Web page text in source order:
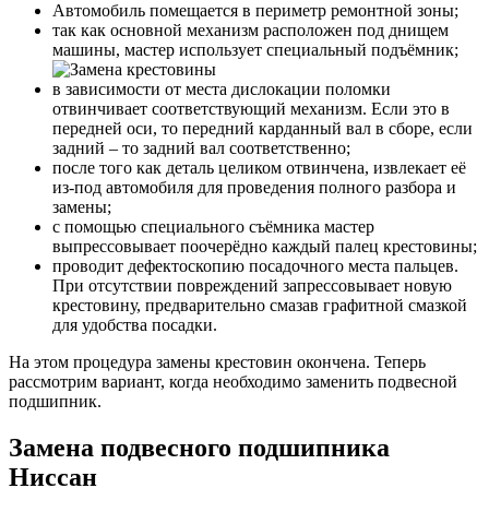
Автомобиль помещается в периметр ремонтной зоны;
так как основной механизм расположен под днищем
машины, мастер использует специальный подъёмник;
в зависимости от места дислокации поломки
отвинчивает соответствующий механизм. Если это в
передней оси, то передний карданный вал в сборе, если
задний – то задний вал соответственно;
после того как деталь целиком отвинчена, извлекает её
из-под автомобиля для проведения полного разбора и
замены;
с помощью специального съёмника мастер
выпрессовывает поочерёдно каждый палец крестовины;
проводит дефектоскопию посадочного места пальцев.
При отсутствии повреждений запрессовывает новую
крестовину, предварительно смазав графитной смазкой
для удобства посадки.
На этом процедура замены крестовин окончена. Теперь
рассмотрим вариант, когда необходимо заменить подвесной
подшипник.
Замена подвесного подшипника
Ниссан